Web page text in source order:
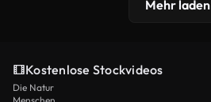
Mehr laden
Kostenlose Stockvideos
Die Natur